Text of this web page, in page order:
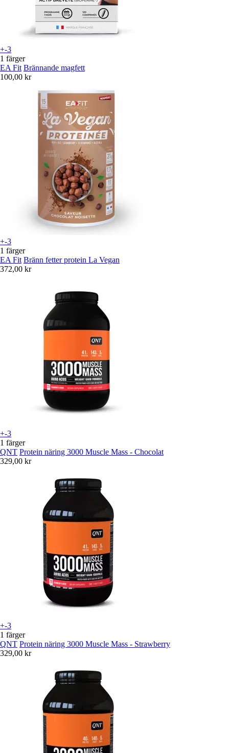
+-3
1 färger
EA Fit Brännande magfett
100,00 kr
+-3
1 färger
EA Fit Bränn fetter protein La Vegan
372,00 kr
+-3
1 färger
QNT Protein näring 3000 Muscle Mass - Chocolat
329,00 kr
+-3
1 färger
QNT Protein näring 3000 Muscle Mass - Strawberry
329,00 kr